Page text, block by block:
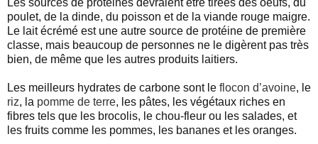
Les sources de protéines devraient être tirées des oeufs, du
poulet, de la dinde, du poisson et de la viande rouge maigre.
Le lait écrémé est une autre source de protéine de première
classe, mais beaucoup de personnes ne le digèrent pas très
bien, de même que les autres produits laitiers.
Les meilleurs hydrates de carbone sont le flocon d’avoine, le
riz, la pomme de terre, les pâtes, les végétaux riches en
fibres tels que les brocolis, le chou-fleur ou les salades, et
les fruits comme les pommes, les bananes et les oranges.